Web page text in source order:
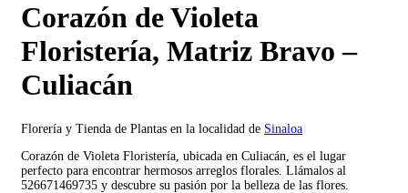
Corazón de Violeta
Floristería, Matriz Bravo –
Culiacán
Florería y Tienda de Plantas en la localidad de Sinaloa
Corazón de Violeta Floristería, ubicada en Culiacán, es el lugar
perfecto para encontrar hermosos arreglos florales. Llámalos al
526671469735 y descubre su pasión por la belleza de las flores.